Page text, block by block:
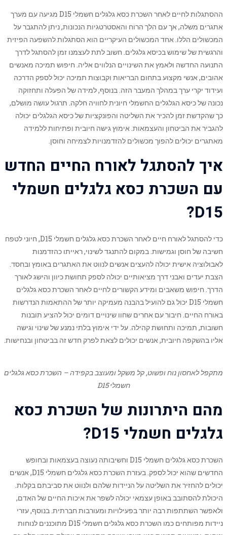
ההסתגלות לחיים לאחר השכרת כסא גלגלים חשמלי D15 מגיעה עם מערך
אתגרים משלה, אך עם הלך הרוח והאסטרטגיות הנכונות, ניתן להתגבר על
המכשולים הללו. אחד המכשולים העיקריים הוא הסתגלות להשפעה הפיזית
והרגשית של שימוש בכיסא גלגלים. חשוב לתת לעצמנו זמן להסתגל לדרך
התנועה החדשה ולאמץ את השינויים הנלווים אליה. חיפוש תמיכה מאנשים
אהובים, אנשי מקצוע בתחום הבריאות וקבוצות תמיכה יכול לספק הדרכה
ועידוד יקרי ערך במהלך המעבר הזה. בנוסף, למידה של הפעלה ותחזוקה
נכונה של כיסא הגלגלים החשמלי חיונית לחוויה חלקה. תרגול עושה מושלם,
כך שהקדשת זמן להכיר את השליטה והפונקציות של כיסא הגלגלים יכולה
להגביר את הביטחון והעצמאות. אימוץ גישה חיובית ופתיחות ללמידה
מאתגרים יכולים להפוך מכשולים להזדמנויות לצמיחה וחוסן.
איך להסתגל לאורח החיים החדש
עם השכרת כסא גלגלים חשמלי
D15?
כדי להסתגל לאורח חיים לאחר השכרת כסא גלגלים חשמלי D15, חיוני לטפח
חשיבה של חוסן וגמישות. במקום להתנגד לשינוי, ראייתו כהזדמנות
לאבולוציה אישית יכולה להעצים אנשים לנווט את האתגרים באומץ ובחסד.
הצבת יעדים ואבני דרך מציאותיים יכולה לספק תחושת כיוון והישג לאורך
הדרך. חיפוש משאבים ומידע הקשורים לחיים לאחר השכרת כסא גלגלים
חשמלי D15 יכול גם להועיל בהבנה מעמיקה יותר של ההתאמות הנדרשות
באורח החיים. חיבור עם אחרים שחוו שינויים דומים יכול להציע תובנות
חשובות, תמיכה ותחושת קהילה. על ידי אימוץ בלתי נמנע של שינוי וגישה
אליו בהשקפה חיובית, אנשים יכולים לצאת לפרק חדש זה בביטחון ובנחישות.
מתקפל לאחסון נוח ופשוט, קל משקל ומעוצב בקפידה – השכרת כסא גלגלים
חשמלי D15
מהם היתרונות של השכרת כסא
גלגלים חשמלי D15?
השכרת כסא גלגלים חשמלי D15 וחשיבותה נעוצה בעצמאות ובחופש
החדשים שהוא יכול לספק. בעזרת השכרת כסא גלגלים חשמלי D15, אנשים
יכולים להחזיר את השליטה על הניידות שלהם ולנווט את סביבתם בקלות.
היכולת להסתובב באופן עצמאי יכולה לשפר את איכות החיים של האדם,
ולאפשר השתתפות רבה יותר בפעילויות ומעורבות חברתית. בנוסף, עזרי
ניידות מפותחים כמו השכרת כסא גלגלים חשמלי D15 מתוכננים לנוחות